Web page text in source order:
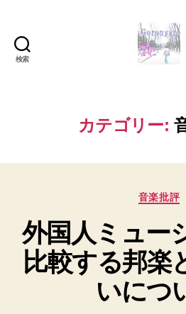
検索
マ
イ
ド
音
と
常
の
こ
と
カテゴリー:
カ
ー
音楽批評
外国人ミュー
比較する邦楽
いにつ